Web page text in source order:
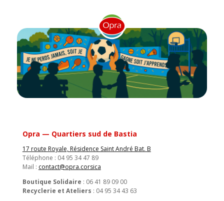
Opra — Quartiers sud de Bastia
17 route Royale, Résidence Saint André Bat. B
Téléphone : 04 95 34 47 89
Mail : contact@opra.corsica
Boutique Solidaire : 06 41 89 09 00
Recyclerie et Ateliers : 04 95 34 43 63